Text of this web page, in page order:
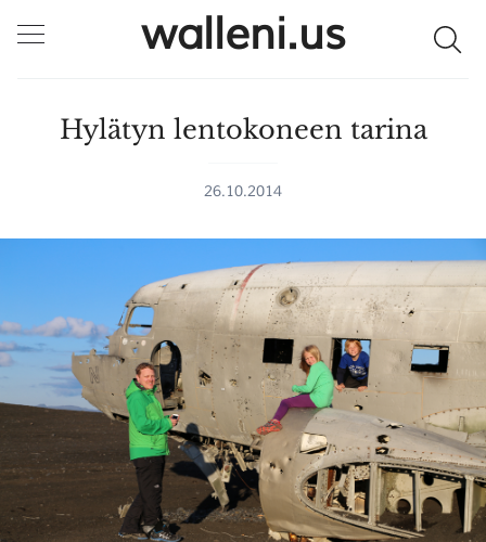
walleni.us
Hylätyn lentokoneen tarina
26.10.2014